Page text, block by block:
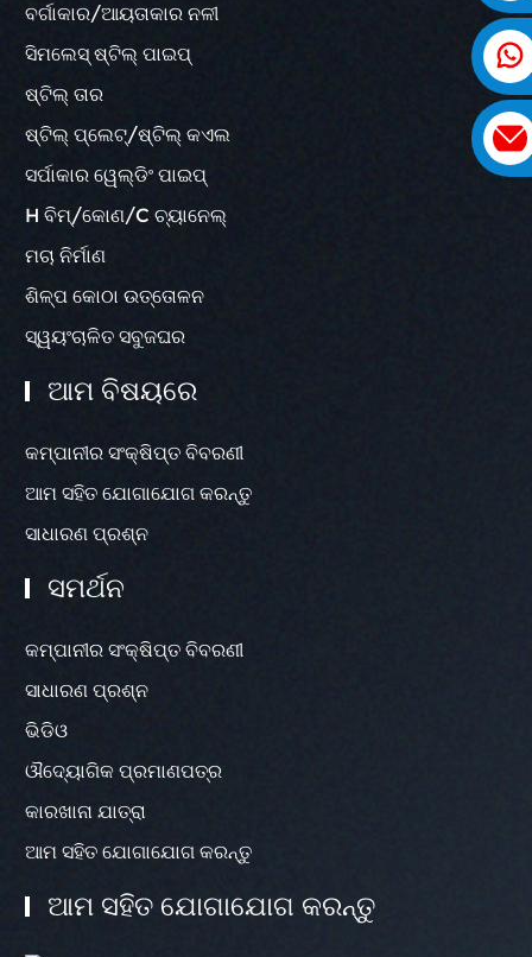
ବର୍ଗାକାର/ଆୟତାକାର ନଳୀ
ସିମଲେସ୍ ଷ୍ଟିଲ୍ ପାଇପ୍
ଷ୍ଟିଲ୍ ତାର
ଷ୍ଟିଲ୍ ପ୍ଲେଟ୍/ଷ୍ଟିଲ୍ କଏଲ
ସର୍ପାକାର ୱେଲ୍ଡିଂ ପାଇପ୍
H ବିମ୍/କୋଣ/C ଚ୍ୟାନେଲ୍
ମଚା ନିର୍ମାଣ
ଶିଳ୍ପ କୋଠା ଉତ୍ତୋଳନ
ସ୍ୱୟଂଚାଳିତ ସବୁଜଘର
ଆମ ବିଷୟରେ
କମ୍ପାନୀର ସଂକ୍ଷିପ୍ତ ବିବରଣୀ
ଆମ ସହିତ ଯୋଗାଯୋଗ କରନ୍ତୁ
ସାଧାରଣ ପ୍ରଶ୍ନ
ସମର୍ଥନ
କମ୍ପାନୀର ସଂକ୍ଷିପ୍ତ ବିବରଣୀ
ସାଧାରଣ ପ୍ରଶ୍ନ
ଭିଡିଓ
ଔଦ୍ୟୋଗିକ ପ୍ରମାଣପତ୍ର
କାରଖାନା ଯାତ୍ରା
ଆମ ସହିତ ଯୋଗାଯୋଗ କରନ୍ତୁ
ଆମ ସହିତ ଯୋଗାଯୋଗ କରନ୍ତୁ